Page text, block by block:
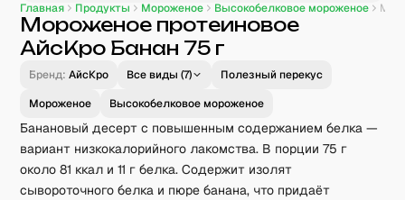
Главная Продукты Мороженое Высокобелковое мороженое
Мороженое протеиновое
АйсКро Банан 75 г
Бренд: АйсКро Все виды (7)
Полезный перекус
Мороженое
Высокобелковое мороженое
Банановый десерт с повышенным содержанием белка —
вариант низкокалорийного лакомства. В порции 75 г
около 81 ккал и 11 г белка. Содержит изолят
сывороточного белка и пюре банана, что придаёт